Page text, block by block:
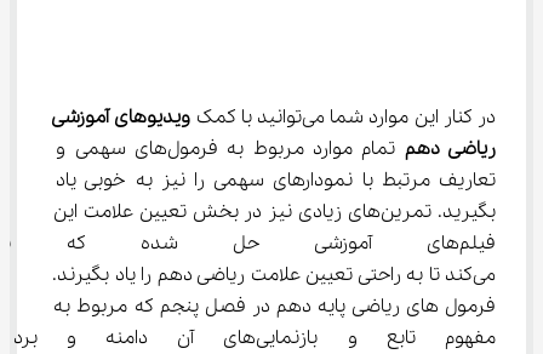
در کنار این موارد شما می‌توانید با کمک
ویدیوهای آموزشی
ریاضی دهم
تمام موارد مربوط به فرمول‌های سهمی و
تعاریف مرتبط با نمودارهای سهمی را نیز به خوبی یاد
بگیرید. تمرین‌های زیادی نیز در بخش تعیین علامت این
فیلم‌های آموزشی حل شده که
می‌کند تا به راحتی تعیین علامت ریاضی دهم را یاد بگیرند.
فرمول ‌های ریاضی پایه دهم در فصل پنجم که مربوط به
مفهوم تابع و بازنمایی‌های آن